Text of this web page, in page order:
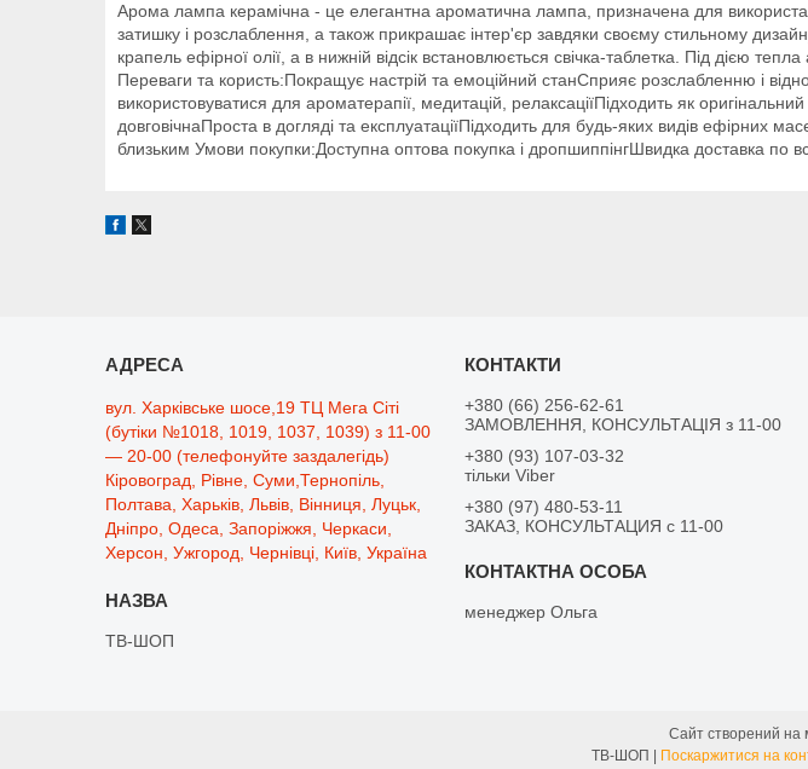
Арома лампа керамічна - це елегантна ароматична лампа, призначена для
затишку і розслаблення, а також прикрашає інтер'єр завдяки своєму стильному
крапель ефірної олії, а в нижній відсік встановлюється свічка-таблетка. Під дією
Переваги та користь:Покращує настрій та емоційний станСприяє розслабленню і
використовуватися для ароматерапії, медитацій, релаксаціїПідходить як
довговічнаПроста в догляді та експлуатаціїПідходить для будь-яких видів ефірних
близьким Умови покупки:Доступна оптова покупка і дропшиппінгШвидка доставка по
вул. Харківське шосе,19 ТЦ Мега Сіті
(бутіки №1018, 1019, 1037, 1039) з 11-00
— 20-00 (телефонуйте заздалегідь)
Кіровоград, Рівне, Суми,Тернопіль,
Полтава, Харьків, Львів, Вінниця, Луцьк,
Дніпро, Одеса, Запоріжжя, Черкаси,
Херсон, Ужгород, Чернівці, Київ, Україна
ТВ-ШОП
+380 (66) 256-62-61
ЗАМОВЛЕННЯ, КОНСУЛЬТАЦІЯ з 11-00
+380 (93) 107-03-32
тільки Viber
+380 (97) 480-53-11
ЗАКАЗ, КОНСУЛЬТАЦИЯ с 11-00
менеджер Ольга
Сайт створений на
Поскаржитися на